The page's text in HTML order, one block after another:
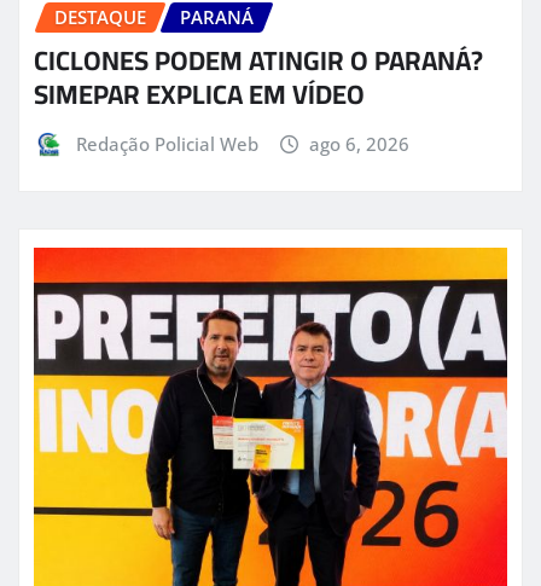
DESTAQUE PARANÁ
CICLONES PODEM ATINGIR O PARANÁ?
SIMEPAR EXPLICA EM VÍDEO
Redação Policial Web ago 6, 2026